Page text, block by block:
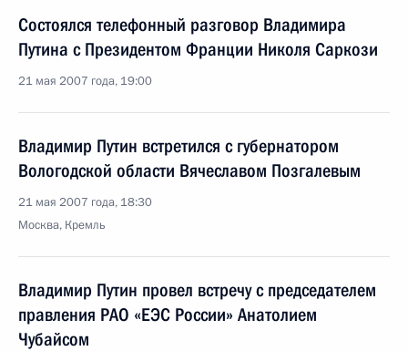
Состоялся телефонный разговор Владимира
Путина с Президентом Франции Николя Саркози
21 мая 2007 года, 19:00
Владимир Путин встретился с губернатором
Вологодской области Вячеславом Позгалевым
21 мая 2007 года, 18:30
Москва, Кремль
Владимир Путин провел встречу с председателем
правления РАО «ЕЭС России» Анатолием
Чубайсом